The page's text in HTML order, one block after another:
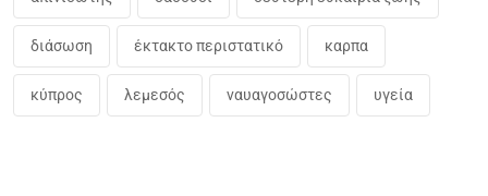
διάσωση έκτακτο περιστατικό καρπα
κύπρος λεμεσός ναυαγοσώστες υγεία